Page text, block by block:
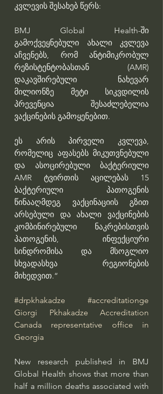
კვლევის შესახებ წერს:
BMJ Global Health-ში
გამოქვეყნებული ახალი კვლევა
აჩვენებს, რომ ანტიმიკრობულ
რეზისტენტობასთან (AMR)
დაკავშირებული ნახევარ
მილიონზე მეტი სიკვდილის
პრევენცია შესაძლებელია
ვაქცინების გამოყენებით.
ეს არის პირველი კვლევა,
რომელიც აფასებს მიკუთვნებული
და ასოცირებული ბაქტერიული
AMR ტვირთის აცილებას 15
ბაქტერიული პათოგენის
წინააღმდეგ ვაქცინაციის გზით
არსებული და ახალი ვაქცინების
კომბინირებული ნაკრებისთვის
პათოგენის, ინფექციური
სინდრომისა და მსოგლიო
სხვადასხვა რეგიონების
მიხედვით.“
#drpkhakadze
#accreditationge
Giorgi Pkhakadze
Accreditation
Canada representative office in
Georgia
New research published in BMJ
Global Health shows that more than
half a million deaths associated with